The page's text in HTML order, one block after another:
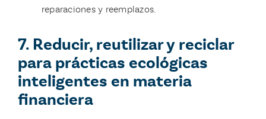
reparaciones y reemplazos.
7. Reducir, reutilizar y reciclar
para prácticas ecológicas
inteligentes en materia
financiera